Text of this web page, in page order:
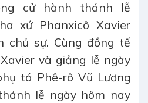
cử hành thánh lễ
xứ Phanxicô Xavier
chủ sự. Cùng đồng tế
và giảng lễ ngày
tá Phê-rô Vũ Lương
lễ ngày hôm nay